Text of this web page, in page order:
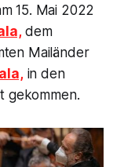
15. Mai 2022
dem
Mailänder
in den
gekommen.